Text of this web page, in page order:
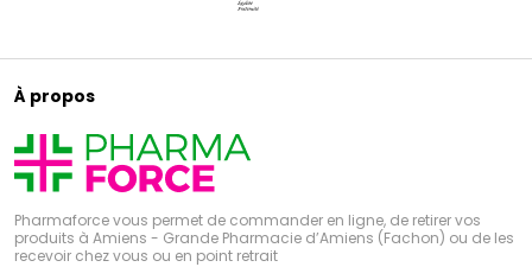
À propos
Pharmaforce vous permet de commander en ligne, de retirer vos
produits à Amiens - Grande Pharmacie d’Amiens (Fachon) ou de les
recevoir chez vous ou en point retrait